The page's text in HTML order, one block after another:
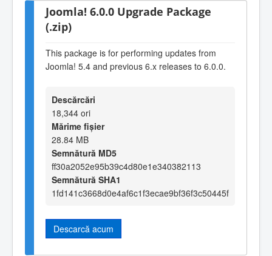
Joomla! 6.0.0 Upgrade Package
(.zip)
This package is for performing updates from
Joomla! 5.4 and previous 6.x releases to 6.0.0.
Descărcări
18,344 ori
Mărime fișier
28.84 MB
Semnătură MD5
ff30a2052e95b39c4d80e1e340382113
Semnătură SHA1
1fd141c3668d0e4af6c1f3ecae9bf36f3c50445f
Descarcă acum